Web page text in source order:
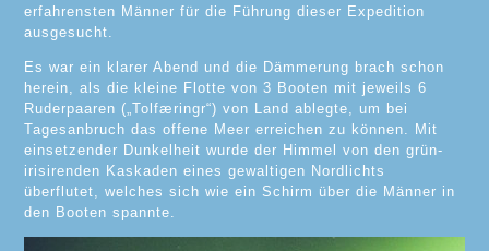
erfahrensten Männer für die Führung dieser Expedition
ausgesucht.
Es war ein klarer Abend und die Dämmerung brach schon
herein, als die kleine Flotte von 3 Booten mit jeweils 6
Ruderpaaren („Tolfæringr“) von Land ablegte, um bei
Tagesanbruch das offene Meer erreichen zu können. Mit
einsetzender Dunkelheit wurde der Himmel von den grün-
irisirenden Kaskaden eines gewaltigen Nordlichts
überflutet, welches sich wie ein Schirm über die Männer in
den Booten spannte.